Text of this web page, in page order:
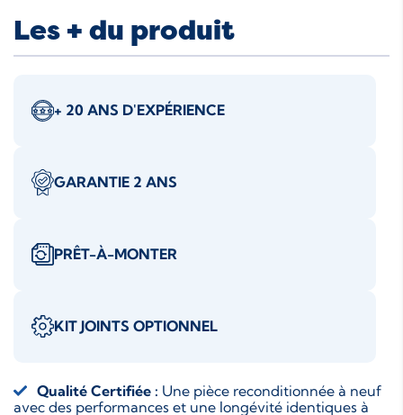
Les + du produit
+ 20 ANS D'EXPÉRIENCE
GARANTIE 2 ANS
PRÊT-À-MONTER
KIT JOINTS OPTIONNEL
Qualité Certifiée : Une pièce reconditionnée à neuf
avec des performances et une longévité identiques à